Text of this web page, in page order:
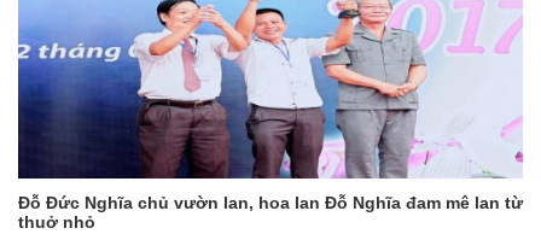
Đỗ Đức Nghĩa chủ vườn lan, hoa lan Đỗ Nghĩa đam mê lan từ
thuở nhỏ